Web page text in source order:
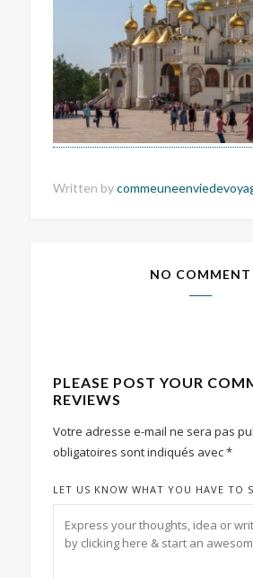
Written by
NO COMMENT
PLEASE POST YOUR
REVIEWS
Votre adresse e-mail ne sera pas
obligatoires sont indiqués avec*
LET US KNOW WHAT YOU HAVE TO